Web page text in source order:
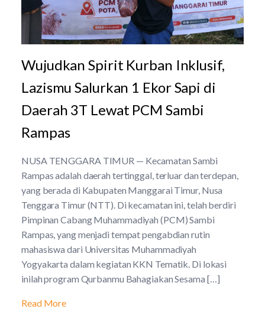
Wujudkan Spirit Kurban Inklusif,
Lazismu Salurkan 1 Ekor Sapi di
Daerah 3T Lewat PCM Sambi
Rampas
NUSA TENGGARA TIMUR — Kecamatan Sambi
Rampas adalah daerah tertinggal, terluar dan terdepan,
yang berada di Kabupaten Manggarai Timur, Nusa
Tenggara Timur (NTT). Di kecamatan ini, telah berdiri
Pimpinan Cabang Muhammadiyah (PCM) Sambi
Rampas, yang menjadi tempat pengabdian rutin
mahasiswa dari Universitas Muhammadiyah
Yogyakarta dalam kegiatan KKN Tematik. Di lokasi
inilah program Qurbanmu Bahagiakan Sesama […]
Read More